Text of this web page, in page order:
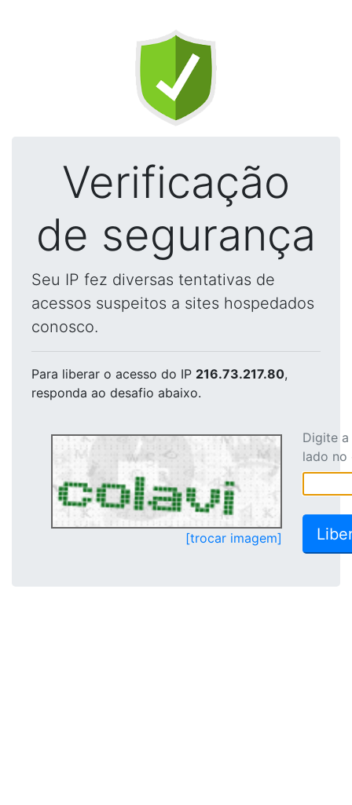
Verificação
de segurança
Seu IP fez diversas tentativas de
acessos suspeitos a sites hospedados
conosco.
Para liberar o acesso do IP 216.73.217.80,
responda ao desafio abaixo.
[trocar imagem]
Digite
lado no